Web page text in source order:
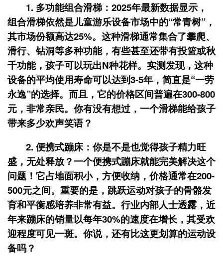
1. 多功能组合滑梯 ：2025年最新数据显示，
组合滑梯依然是儿童游乐设备市场中的“常青树”，
其市场份额高达25%。这种滑梯通常集合了攀爬、
滑行、钻洞等多种功能，有些甚至还带有投篮或秋
千功能，孩子可以玩出N种花样。实测发现，这种
设备的平均使用寿命可以达到3-5年，简直是“一劳
永逸”的选择。而且，它的价格区间普遍在300-800
元，非常亲民。你有没有想过，一个滑梯能给孩子
带来多少欢声笑语？
2.便携式蹦床：你是不是也觉得孩子精力旺
盛，无处释放？一个便携式蹦床就能完美解决这个
问题！它占地面积小，方便收纳，价格通常在200-
500元之间。重要的是，跳跃运动对孩子的骨骼发
育和平衡感培养非常有益。行业内部人士透露，近
年来蹦床的销量以每年30%的速度在增长，其受欢
迎程度可见一斑。你说，还有比这更划算的运动设
备吗？